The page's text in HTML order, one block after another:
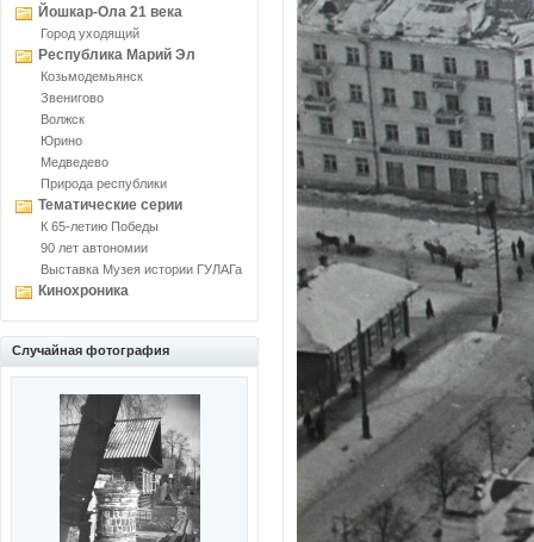
Йошкар-Ола 21 века
Город уходящий
Республика Марий Эл
Козьмодемьянск
Звенигово
Волжск
Юрино
Медведево
Природа республики
Тематические серии
К 65-летию Победы
90 лет автономии
Выставка Музея истории ГУЛАГа
Кинохроника
Случайная фотография